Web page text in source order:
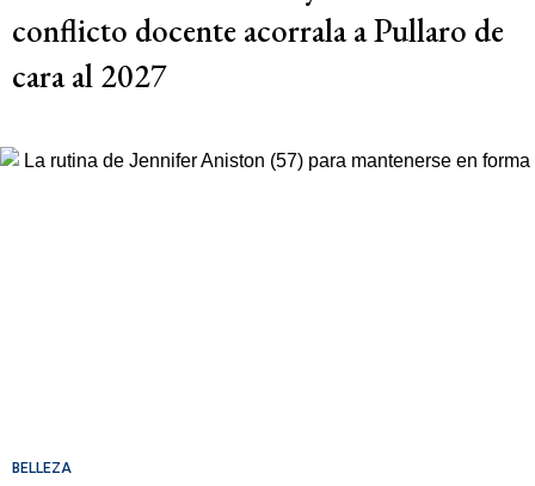
conflicto docente acorrala a Pullaro de
cara al 2027
BELLEZA